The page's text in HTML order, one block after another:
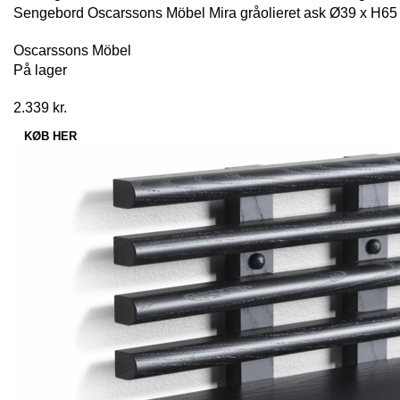
Sengebord Oscarssons Möbel Mira gråolieret ask Ø39 x H65
Oscarssons Möbel
På lager
2.339 kr.
KØB HER